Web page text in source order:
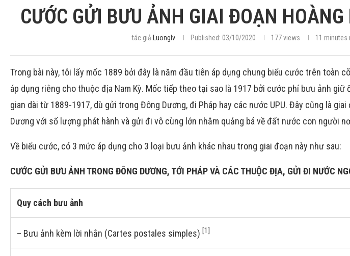
CƯỚC GỬI BƯU ẢNH GIAI ĐOẠN
tác giả Luonglv Published: 03/10/2020 177views 11 minutes
Trong bài này, tôi lấy mốc 1889 bởi đây là năm đầu tiên áp dụng chung biểu cước trên toàn
áp dụng riêng cho thuộc địa Nam Kỳ. Mốc tiếp theo tại sao là 1917 bởi cước phí bưu ảnh
gian dài từ 1889-1917, dù gửi trong Đông Dương, đi Pháp hay các nước UPU. Đây cũng là
Dương với số lượng phát hành và gửi đi vô cùng lớn nhằm quảng bá về đất nước con người
Về biểu cước, có 3 mức áp dụng cho 3 loại bưu ảnh khác nhau trong giai đoạn này như sau:
CƯỚC GỬI BƯU ẢNH TRONG ĐÔNG DƯƠNG, TỚI PHÁP VÀ CÁC THUỘC ĐỊA, GỬI ĐI NƯỚC
Quy cách bưu ảnh
– Bưu ảnh kèm lời nhắn (Cartes postales simples) [1]